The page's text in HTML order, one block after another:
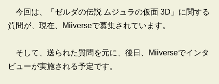
今回は、「ゼルダの伝説 ムジュラの仮面 3D」に関する
質問が、現在、Miiverseで募集されています。
そして、送られた質問を元に、後日、Miiverseでインタ
ビューが実施される予定です。